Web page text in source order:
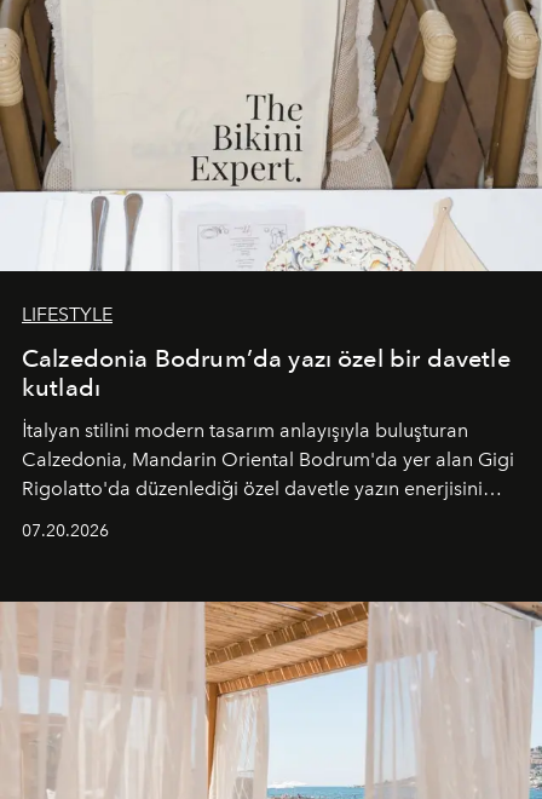
LIFESTYLE
Calzedonia Bodrum’da yazı özel bir davetle
kutladı
İtalyan stilini modern tasarım anlayışıyla buluşturan
Calzedonia, Mandarin Oriental Bodrum'da yer alan Gigi
Rigolatto'da düzenlediği özel davetle yazın enerjisini
07.20.2026